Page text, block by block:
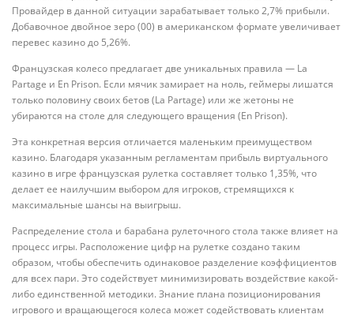
Провайдер в данной ситуации зарабатывает только 2,7% прибыли.
Добавочное двойное зеро (00) в американском формате увеличивает
перевес казино до 5,26%.
Французская колесо предлагает две уникальных правила — La
Partage и En Prison. Если мячик замирает на ноль, геймеры лишатся
только половину своих бетов (La Partage) или же жетоны не
убираются на столе для следующего вращения (En Prison).
Эта конкретная версия отличается маленьким преимуществом
казино. Благодаря указанным регламентам прибыль виртуального
казино в игре французская рулетка составляет только 1,35%, что
делает ее наилучшим выбором для игроков, стремящихся к
максимальные шансы на выигрыш.
Распределение стола и барабана рулеточного стола также влияет на
процесс игры. Расположение цифр на рулетке создано таким
образом, чтобы обеспечить одинаковое разделение коэффициентов
для всех пари. Это содействует минимизировать воздействие какой-
либо единственной методики. Знание плана позиционирования
игрового и вращающегося колеса может содействовать клиентам